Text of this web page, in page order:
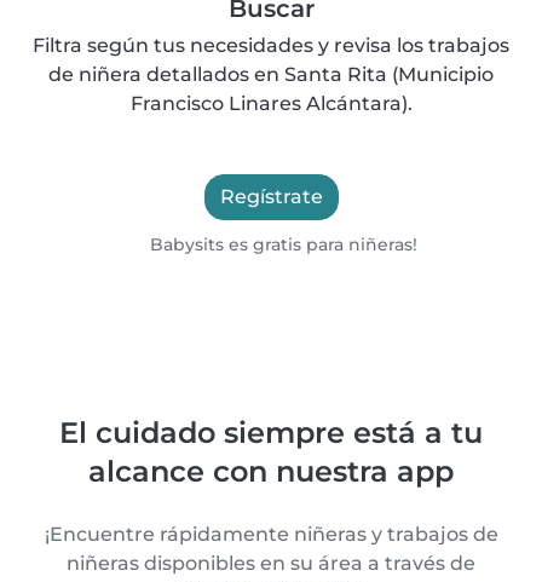
Buscar
Filtra según tus necesidades y revisa los trabajos
de niñera detallados en Santa Rita (Municipio
Francisco Linares Alcántara).
Regístrate
Babysits es gratis para niñeras!
El cuidado siempre está a tu
alcance con nuestra app
¡Encuentre rápidamente niñeras y trabajos de
niñeras disponibles en su área a través de